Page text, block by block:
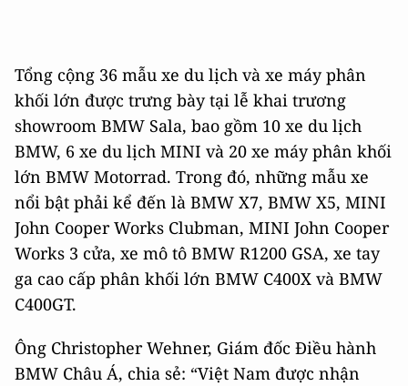
Tổng cộng 36 mẫu xe du lịch và xe máy phân
khối lớn được trưng bày tại lễ khai trương
showroom BMW Sala, bao gồm 10 xe du lịch
BMW, 6 xe du lịch MINI và 20 xe máy phân khối
lớn BMW Motorrad. Trong đó, những mẫu xe
nổi bật phải kể đến là BMW X7, BMW X5, MINI
John Cooper Works Clubman, MINI John Cooper
Works 3 cửa, xe mô tô BMW R1200 GSA, xe tay
ga cao cấp phân khối lớn BMW C400X và BMW
C400GT.
Ông Christopher Wehner, Giám đốc Điều hành
BMW Châu Á, chia sẻ: “Việt Nam được nhận